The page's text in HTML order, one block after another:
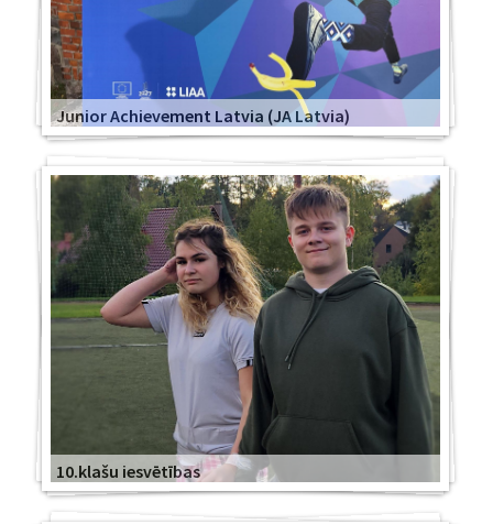
Junior Achievement Latvia (JA Latvia)
10.klašu iesvētības